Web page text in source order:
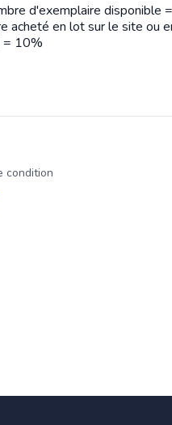
d'exemplaire disponible
acheté en lot sur le site ou
= 10%
condition